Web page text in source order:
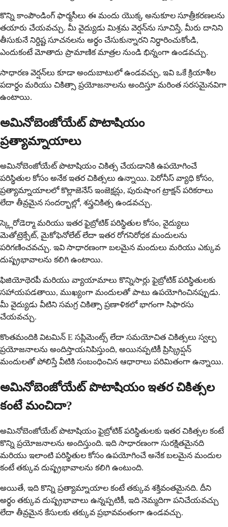
కొన్ని కాంపౌండింగ్ ఫార్మసీలు ఈ మందు యొక్క అనుకూల సూత్రీకరణలను
తయారు చేయవచ్చు. మీ వైద్యుడు మిశ్రమ వెర్షన్‌ను సూచిస్తే, మీరు దానిని
తీసుకునే నిర్దిష్ట సూచనలను అర్థం చేసుకున్నారని నిర్ధారించుకోండి,
ఎందుకంటే మోతాదు ప్రామాణిక మాత్రల నుండి భిన్నంగా ఉండవచ్చు.
సాధారణ వెర్షన్‌లు కూడా అందుబాటులో ఉండవచ్చు, ఇవి ఒకే క్రియాశీల
పదార్ధం మరియు చికిత్సా ప్రయోజనాలను అందిస్తూ మరింత సరసమైనవిగా
ఉంటాయి.
అమినోబెంజోయేట్ పొటాషియం
ప్రత్యామ్నాయాలు
అమినోబెంజోయేట్ పొటాషియం చికిత్స చేయడానికి ఉపయోగించే
పరిస్థితుల కోసం అనేక ఇతర చికిత్సలు ఉన్నాయి. పెరోనీస్ వ్యాధి కోసం,
ప్రత్యామ్నాయాలలో కొల్లాజెనేస్ ఇంజెక్షన్లు, పురుషాంగ ట్రాక్షన్ పరికరాలు
లేదా తీవ్రమైన సందర్భాల్లో, శస్త్రచికిత్స ఉండవచ్చు.
స్క్లెరోడెర్మా మరియు ఇతర ఫైబ్రోటిక్ పరిస్థితుల కోసం, వైద్యులు
మెతోట్రెక్సేట్, మైకోఫెనోలేట్ లేదా ఇతర రోగనిరోధక మందులను
పరిగణించవచ్చు. ఇవి సాధారణంగా బలమైన మందులు మరియు ఎక్కువ
దుష్ప్రభావాలను కలిగి ఉంటాయి.
ఫిజియోథెరపీ మరియు వ్యాయామాలు కొన్నిసార్లు ఫైబ్రోటిక్ పరిస్థితులకు
సహాయపడతాయి, ముఖ్యంగా మందులతో పాటు ఉపయోగించినప్పుడు.
మీ వైద్యుడు వీటిని సమగ్ర చికిత్సా ప్రణాళికలో భాగంగా సిఫారసు
చేయవచ్చు.
కొంతమందికి విటమిన్ E సప్లిమెంట్స్ లేదా సమయోచిత చికిత్సలు స్వల్ప
ప్రయోజనాలను అందిస్తాయనిపిస్తుంది, అయినప్పటికీ ప్రిస్క్రిప్షన్
మందులతో పోలిస్తే వీటికి సంబంధించిన ఆధారాలు పరిమితంగా ఉన్నాయి.
అమినోబెంజోయేట్ పొటాషియం ఇతర చికిత్సల
కంటే మంచిదా?
అమినోబెంజోయేట్ పొటాషియం ఫైబ్రోటిక్ పరిస్థితులకు ఇతర చికిత్సల కంటే
కొన్ని ప్రయోజనాలను అందిస్తుంది. ఇది సాధారణంగా సురక్షితమైనది
మరియు ఇలాంటి పరిస్థితుల కోసం ఉపయోగించే అనేక బలమైన మందుల
కంటే తక్కువ దుష్ప్రభావాలను కలిగి ఉంటుంది.
అయితే, ఇది కొన్ని ప్రత్యామ్నాయాల కంటే తక్కువ శక్తివంతమైనది. దీని
అర్థం తక్కువ దుష్ప్రభావాలు ఉన్నప్పటికీ, ఇది నెమ్మదిగా పనిచేయవచ్చు
లేదా తీవ్రమైన కేసులకు తక్కువ ప్రభావవంతంగా ఉండవచ్చు.